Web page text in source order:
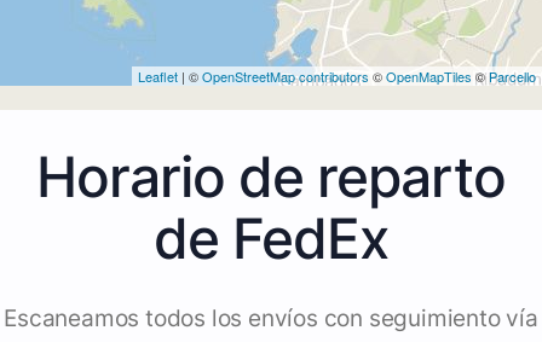
Leaflet | ©OpenStreetMap contributors ©OpenMapTiles ©Parcello
Horario de reparto
de FedEx
Escaneamos todos los envíos con seguimiento vía